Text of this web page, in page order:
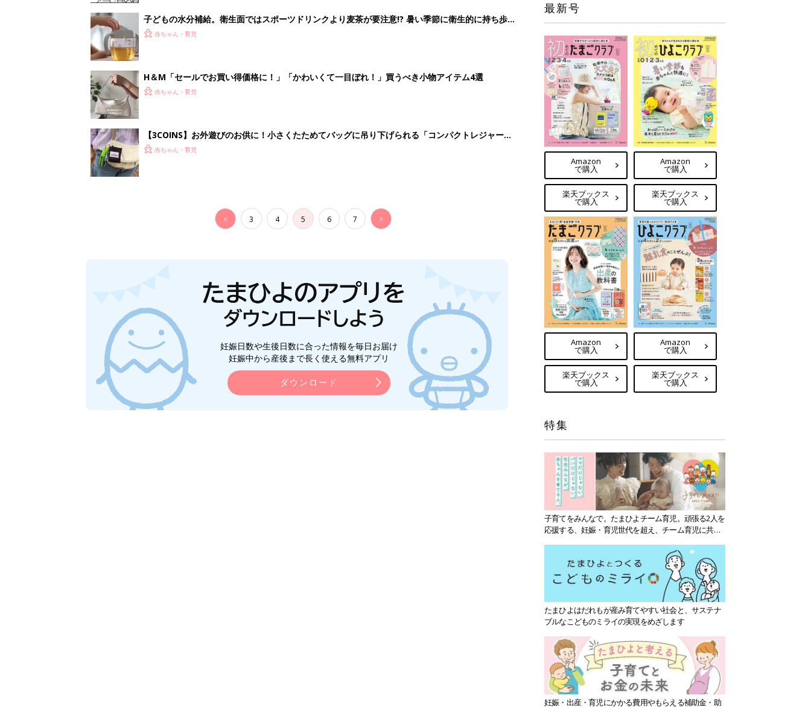
子どもの水分補給。衛生面ではスポーツドリンクより麦茶が要注意!? 暑い季節に衛生的に持ち歩
く3つのコツとは？【専門家監修】
赤ちゃん・育児
H＆М「セールでお買い得価格に！」「かわいくて一目ぼれ！」買うべき小物アイテム4選
赤ちゃん・育児
【3COINS】お外遊びのお供に！小さくたためてバッグに吊り下げられる「コンパクトレジャーシ
ート」
赤ちゃん・育児
< 3 4 5 6 7 >
妊娠日数や生後日数に合った情報を毎日お届け
妊娠中から産後まで長く使える無料アプリ
ダウンロード
最新号
Amazon
で購入
楽天ブックス
で購入
Amazon
で購入
楽天ブックス
で購入
Amazon
で購入
楽天ブックス
で購入
Amazon
で購入
楽天ブックス
で購入
特集
子育てをみんなで。たまひよチーム育児。頑張る2人を
応援する、妊娠・育児世代を超え、チーム育児に共感
たまひよはだれもが産み育てやすい社会と、サステナ
ブルなこどものミライの実現をめざします
妊娠・出産・育児にかかる費用やもらえる補助金・助